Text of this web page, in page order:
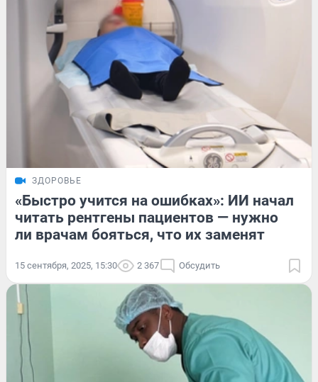
ЗДОРОВЬЕ
«Быстро учится на ошибках»: ИИ начал
читать рентгены пациентов — нужно
ли врачам бояться, что их заменят
15 сентября, 2025, 15:30 2 367 Обсудить